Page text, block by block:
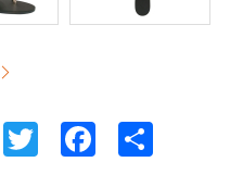
Twitter Facebook